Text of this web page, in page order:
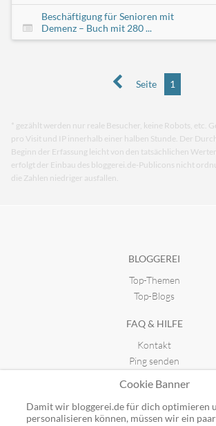
Beschäftigung für Senioren mit
Demenz – Buch mit 280 ...
Seite 1
* gezählt werden nur reale Besucher, keine Robots, etc.
pro Visit und IP innerhalb einer halben Stunde. Der
Beginn der Erfassung leicht von den tatsächlichen
erfolgt der Einbau des bloggerei.de-Publicons nicht
die Zahlen niedriger ausfallen.
BLOGGEREI
Top-Themen
Top-Blogs
FAQ & HILFE
Kontakt
Ping senden
GUTSCHEINE
Cookie Banner
Damit wir bloggerei.de für dich optimieren
personalisieren können, müssen wir ein